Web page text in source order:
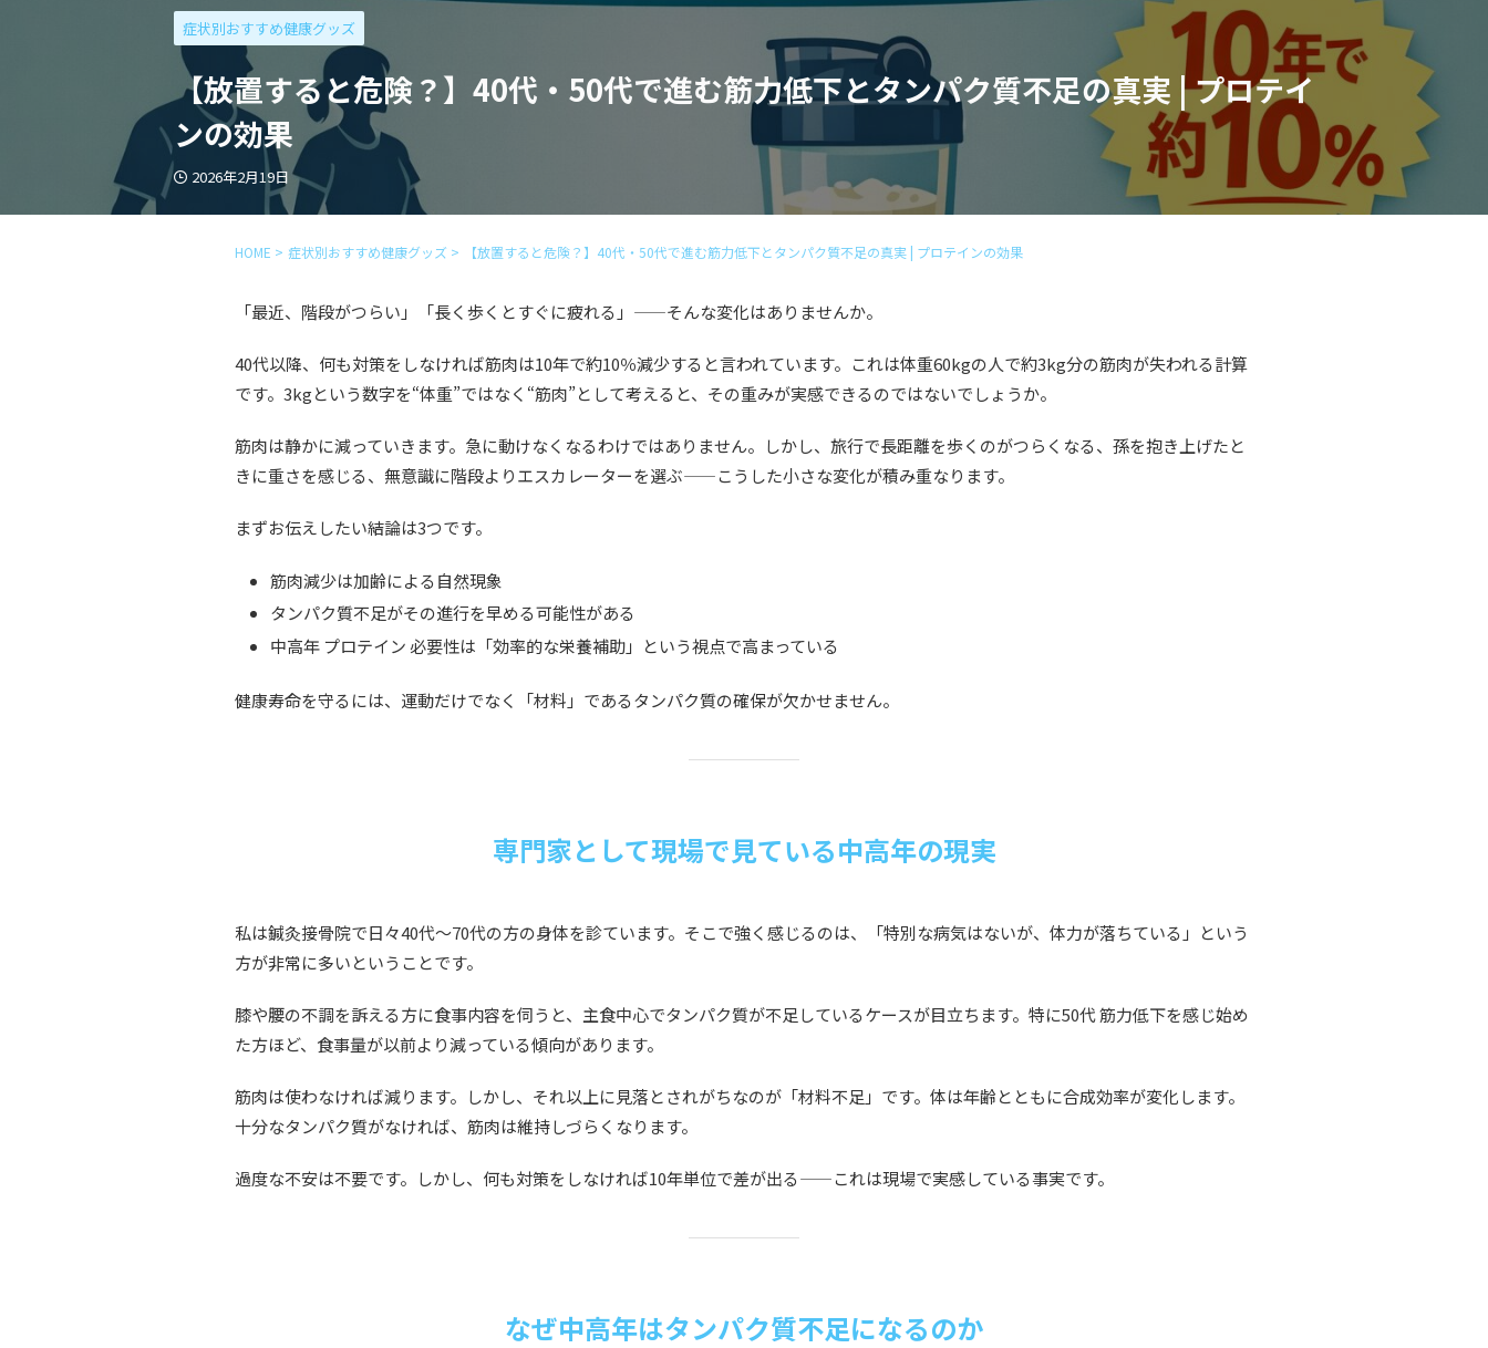
症状別おすすめ健康グッズ
【放置すると危険？】40代・50代で進む筋力低下とタンパク質不足の真実 | プロテイ
ンの効果
2026年2月19日
HOME > 症状別おすすめ健康グッズ > 【放置すると危険？】40代・50代で進む筋力低下とタンパク質不足の真実 | プロテインの効果
「最近、階段がつらい」「長く歩くとすぐに疲れる」——そんな変化はありませんか。
40代以降、何も対策をしなければ筋肉は10年で約10％減少すると言われています。これは体重60kgの人で約3kg分の筋肉が失われる計算
です。3kgという数字を“体重”ではなく“筋肉”として考えると、その重みが実感できるのではないでしょうか。
筋肉は静かに減っていきます。急に動けなくなるわけではありません。しかし、旅行で長距離を歩くのがつらくなる、孫を抱き上げたと
きに重さを感じる、無意識に階段よりエスカレーターを選ぶ——こうした小さな変化が積み重なります。
まずお伝えしたい結論は3つです。
筋肉減少は加齢による自然現象
タンパク質不足がその進行を早める可能性がある
中高年 プロテイン 必要性は「効率的な栄養補助」という視点で高まっている
健康寿命を守るには、運動だけでなく「材料」であるタンパク質の確保が欠かせません。
専門家として現場で見ている中高年の現実
私は鍼灸接骨院で日々40代〜70代の方の身体を診ています。そこで強く感じるのは、「特別な病気はないが、体力が落ちている」という
方が非常に多いということです。
膝や腰の不調を訴える方に食事内容を伺うと、主食中心でタンパク質が不足しているケースが目立ちます。特に50代 筋力低下を感じ始め
た方ほど、食事量が以前より減っている傾向があります。
筋肉は使わなければ減ります。しかし、それ以上に見落とされがちなのが「材料不足」です。体は年齢とともに合成効率が変化します。
十分なタンパク質がなければ、筋肉は維持しづらくなります。
過度な不安は不要です。しかし、何も対策をしなければ10年単位で差が出る——これは現場で実感している事実です。
なぜ中高年はタンパク質不足になるのか